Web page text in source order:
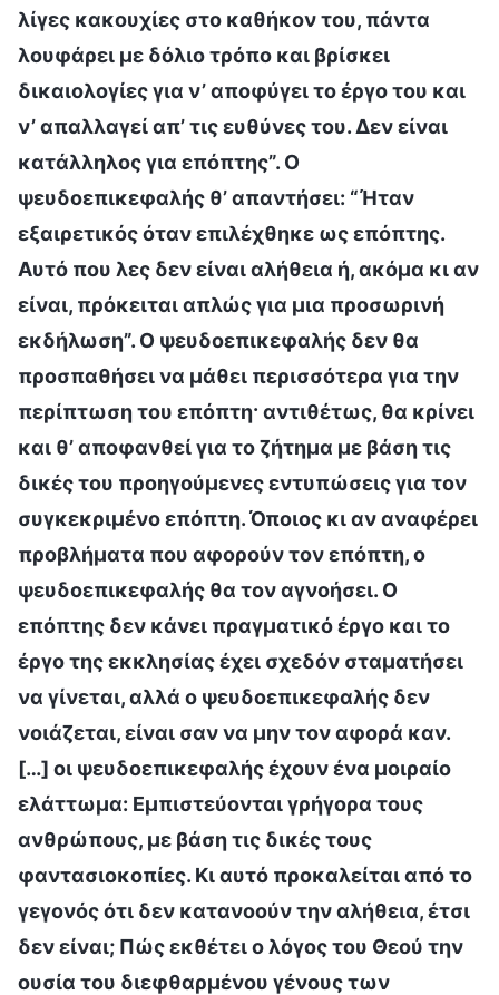
λίγες κακουχίες στο καθήκον του, πάντα
λουφάρει με δόλιο τρόπο και βρίσκει
δικαιολογίες για ν’ αποφύγει το έργο του και
ν’ απαλλαγεί απ’ τις ευθύνες του. Δεν είναι
κατάλληλος για επόπτης”. Ο
ψευδοεπικεφαλής θ’ απαντήσει: “Ήταν
εξαιρετικός όταν επιλέχθηκε ως επόπτης.
Αυτό που λες δεν είναι αλήθεια ή, ακόμα κι αν
είναι, πρόκειται απλώς για μια προσωρινή
εκδήλωση”. Ο ψευδοεπικεφαλής δεν θα
προσπαθήσει να μάθει περισσότερα για την
περίπτωση του επόπτη· αντιθέτως, θα κρίνει
και θ’ αποφανθεί για το ζήτημα με βάση τις
δικές του προηγούμενες εντυπώσεις για τον
συγκεκριμένο επόπτη. Όποιος κι αν αναφέρει
προβλήματα που αφορούν τον επόπτη, ο
ψευδοεπικεφαλής θα τον αγνοήσει. Ο
επόπτης δεν κάνει πραγματικό έργο και το
έργο της εκκλησίας έχει σχεδόν σταματήσει
να γίνεται, αλλά ο ψευδοεπικεφαλής δεν
νοιάζεται, είναι σαν να μην τον αφορά καν.
[…] οι ψευδοεπικεφαλής έχουν ένα μοιραίο
ελάττωμα: Εμπιστεύονται γρήγορα τους
ανθρώπους, με βάση τις δικές τους
φαντασιοκοπίες. Κι αυτό προκαλείται από το
γεγονός ότι δεν κατανοούν την αλήθεια, έτσι
δεν είναι; Πώς εκθέτει ο λόγος του Θεού την
ουσία του διεφθαρμένου γένους των